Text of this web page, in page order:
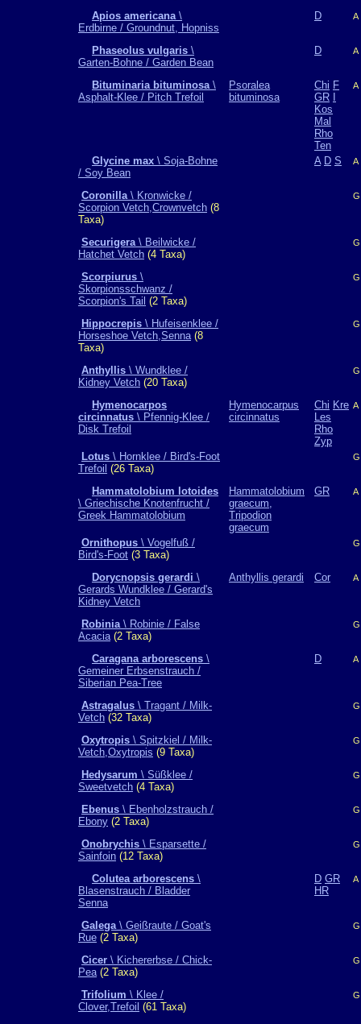
Apios americana\
Erdbirne / Groundnut, Hopniss
D A
Phaseolus vulgaris \
Garten-Bohne / Garden Bean
D A
Bituminaria bituminosa\
Asphalt-Klee / Pitch Trefoil
Psoralea
bituminosa
Chi F
GR
Kos
Mal
Rho
Ten
A
Glycine max \ Soja-Bohne
/ Soy Bean
A D S A
Coronilla\ Kronwicke /
Scorpion Vetch,Crownvetch (8
Taxa)
G
Securigera\ Beilwicke /
Hatchet Vetch (4 Taxa)
G
Scorpiurus \
Skorpionsschwanz /
Scorpion's Tail (2 Taxa)
G
Hippocrepis \ Hufeisenklee /
Horseshoe Vetch,Senna(8
Taxa)
G
Anthyllis \ Wundklee /
Kidney Vetch (20 Taxa)
G
Hymenocarpos
circinnatus \ Pfennig-Klee /
Disk Trefoil
Hymenocarpus
circinnatus
Chi Kre
Les
Rho
Zyp
A
Lotus \ Hornklee / Bird's-Foot
Trefoil (26 Taxa)
G
Hammatolobium lotoides
\ Griechische Knotenfrucht /
Greek Hammatolobium
Hammatolobium
graecum,
Tripodion
graecum
GR A
Ornithopus \ Vogelfuß /
Bird's-Foot (3 Taxa)
G
Dorycnopsis gerardi \
Gerards Wundklee / Gerard's
Kidney Vetch
Anthyllis gerardi Cor A
Robinia\ Robinie / False
Acacia(2 Taxa)
G
Caragana arborescens \
Gemeiner Erbsenstrauch /
Siberian Pea-Tree
D A
Astragalus \ Tragant / Milk-
Vetch (32 Taxa)
G
Oxytropis \ Spitzkiel / Milk-
Vetch,Oxytropis (9 Taxa)
G
Hedysarum \ Süßklee /
Sweetvetch (4 Taxa)
G
Ebenus \ Ebenholzstrauch /
Ebony (2 Taxa)
G
Onobrychis \ Esparsette /
Sainfoin (12 Taxa)
G
Colutea arborescens \
Blasenstrauch / Bladder
Senna
D GR
HR
A
Galega\ Geißraute / Goat's
Rue (2 Taxa)
G
Cicer \ Kichererbse / Chick-
Pea(2 Taxa)
G
Trifolium \ Klee /
Clover,Trefoil (61 Taxa)
G